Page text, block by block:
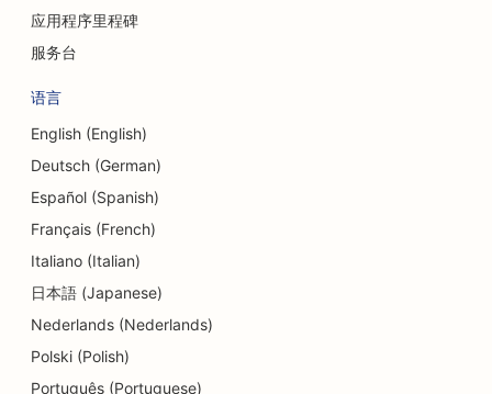
应用程序里程碑
服务台
语言
English (English)
Deutsch (German)
Español (Spanish)
Français (French)
Italiano (Italian)
日本語 (Japanese)
Nederlands (Nederlands)
Polski (Polish)
Português (Portuguese)